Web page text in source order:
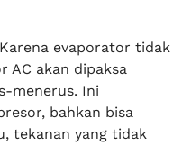
evaporator tidak
AC akan dipaksa
menerus. Ini
bahkan bisa
tekanan yang tidak